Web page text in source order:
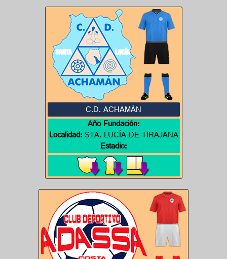
C.D. ACHAMÁN
Año Fundación:
Localidad:STA. LUCÍA DE TIRAJANA
Estadio: